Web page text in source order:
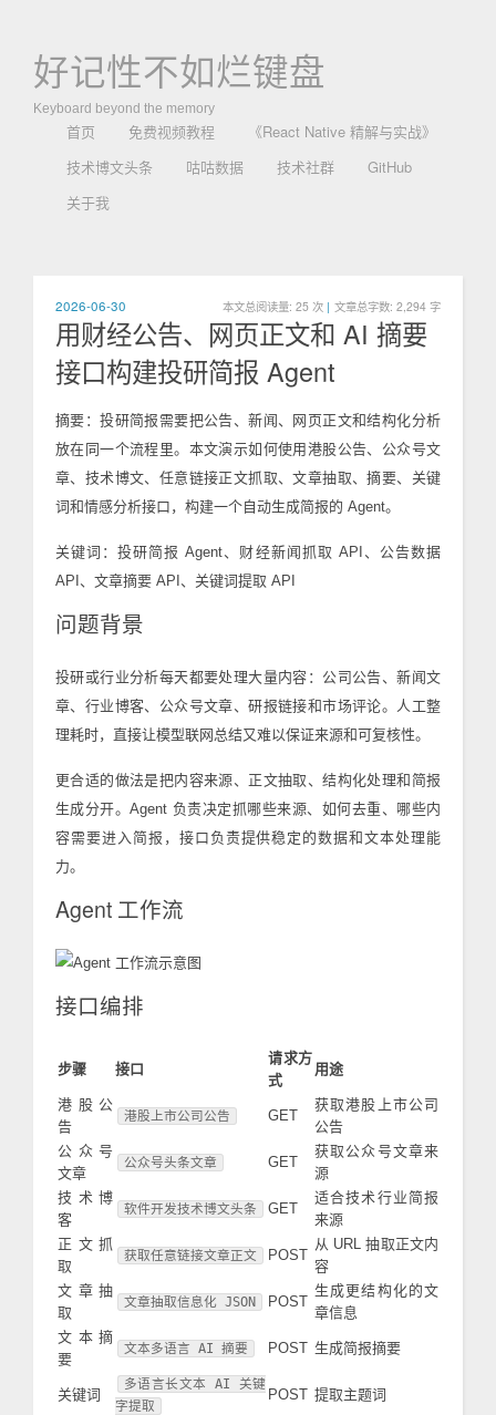
好记性不如烂键盘
Keyboard beyond the memory
首页 免费视频教程
《React Native 精解与实战》
技术博文头条
咕咕数据 技术社群
GitHub
关于我
2026-06-30 本文总阅读量: 25 次 | 文章总字数: 2,294 字
用财经公告、网页正文和 AI 摘要
接口构建投研简报 Agent
摘要：投研简报需要把公告、新闻、网页正文和结构化分析
放在同一个流程里。本文演示如何使用港股公告、公众号文
章、技术博文、任意链接正文抓取、文章抽取、摘要、关键
词和情感分析接口，构建一个自动生成简报的 Agent。
关键词：投研简报 Agent、财经新闻抓取 API、公告数据
API、文章摘要 API、关键词提取 API
问题背景
投研或行业分析每天都要处理大量内容：公司公告、新闻文
章、行业博客、公众号文章、研报链接和市场评论。人工整
理耗时，直接让模型联网总结又难以保证来源和可复核性。
更合适的做法是把内容来源、正文抽取、结构化处理和简报
生成分开。Agent 负责决定抓哪些来源、如何去重、哪些内
容需要进入简报，接口负责提供稳定的数据和文本处理能
力。
Agent 工作流
接口编排
步骤 接口
请求方
式
用途
港股公
告
港股上市公司公告 GET
获取港股上市公司
公告
公众号
文章
公众号头条文章 GET
获取公众号文章来
源
技术博
客
软件开发技术博文头条 GET
适合技术行业简报
来源
正文抓
取
获取任意链接文章正文 POST
从 URL 抽取正文内
容
文章抽
取
文章抽取信息化 JSON POST
生成更结构化的文
章信息
文本摘
要
文本多语言 AI 摘要 POST 生成简报摘要
关键词
多语言长文本 AI 关键
字提取
POST 提取主题词